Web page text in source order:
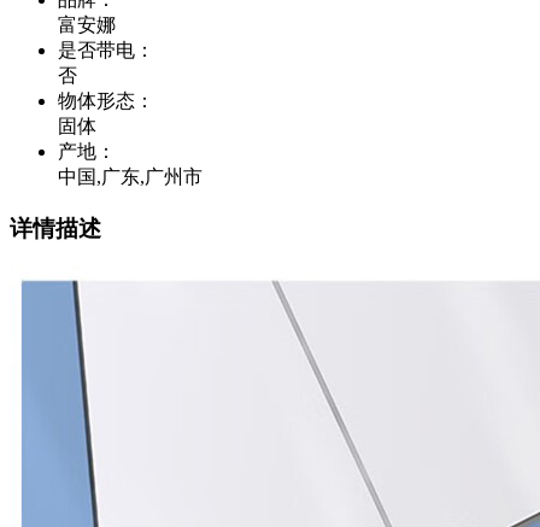
富安娜
是否带电 ：
否
物体形态 ：
固体
产地 ：
中国,广东,广州市
详情描述